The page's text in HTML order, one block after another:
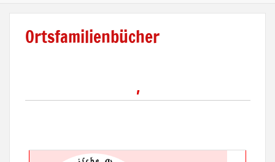
Ortsfamilienbücher
,